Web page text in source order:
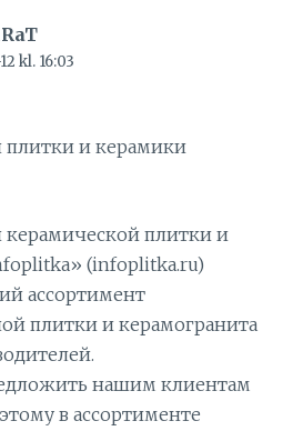
kl. 16:03
плитки и керамики
керамической плитки и
(infoplitka.ru)
ассортимент
плитки и керамогранита
нашим клиентам
в ассортименте